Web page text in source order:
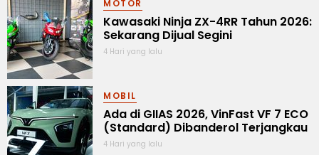
MOTOR
Kawasaki Ninja ZX-4RR Tahun 2026:
Sekarang Dijual Segini
4 Hari yang lalu
MOBIL
Ada di GIIAS 2026, VinFast VF 7 ECO
(Standard) Dibanderol Terjangkau
4 Hari yang lalu